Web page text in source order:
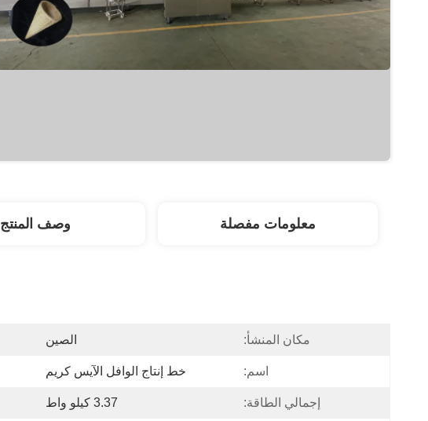
معلومات مفصلة وصف المنتج
مكان المنشأ: الصين
اسم: خط إنتاج الوافل الآيس كريم
إجمالي الطاقة: 3.37 كيلو واط